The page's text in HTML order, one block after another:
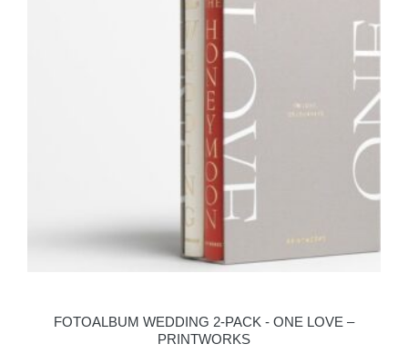
FOTOALBUM WEDDING 2-PACK - ONE LOVE –
PRINTWORKS